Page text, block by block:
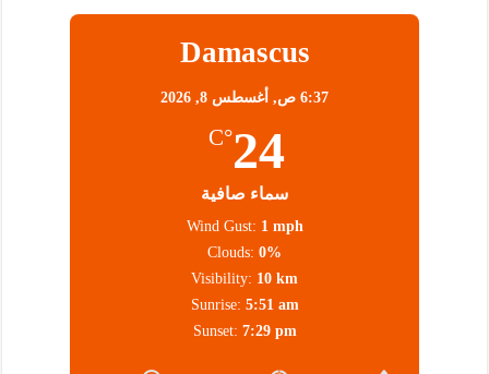
Damascus
6:37 ص, أغسطس 8, 2026
24
°C
سماء صافية
Wind Gust: 1 mph
Clouds: 0%
Visibility: 10 km
Sunrise: 5:51 am
Sunset: 7:29 pm